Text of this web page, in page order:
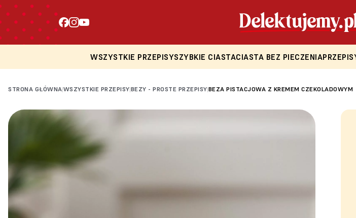
WSZYSTKIE PRZEPISYSZYBKIE CIASTACIASTA BEZ PIECZENIA
STRONA GŁÓWNA|WSZYSTKIE PRZEPISY|BEZY - PROSTE PRZEPISY|BEZA PISTACJOWA Z KREMEM CZEKOLADOWYM